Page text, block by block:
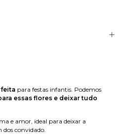
para festas infantis. Podemos
essas flores e deixar tudo
e amor, ideal para deixar a
convidado.